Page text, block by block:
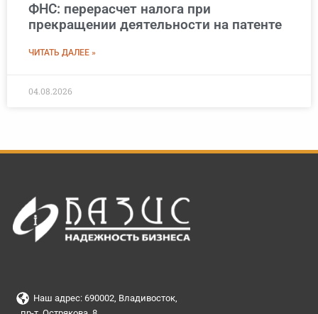
ФНС: перерасчет налога при
прекращении деятельности на патенте
ЧИТАТЬ ДАЛЕЕ »
04.08.2026
Наш адрес: 690002, Владивосток,